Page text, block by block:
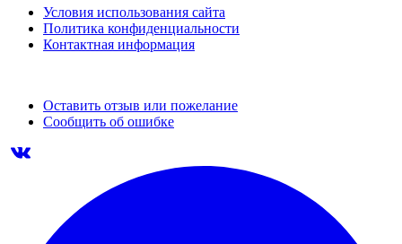
Условия использования сайта
Политика конфиденциальности
Контактная информация
Оставить отзыв или пожелание
Сообщить об ошибке